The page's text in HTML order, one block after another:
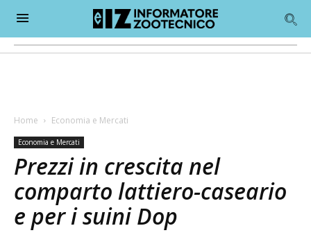
Home Economia e Mercati
Economia e Mercati
Prezzi in crescita nel
comparto lattiero-caseario
e per i suini Dop